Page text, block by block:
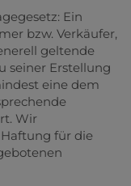
Ein
bzw. Verkäufer,
geltende
seiner Erstellung
eine dem
Wir
für die